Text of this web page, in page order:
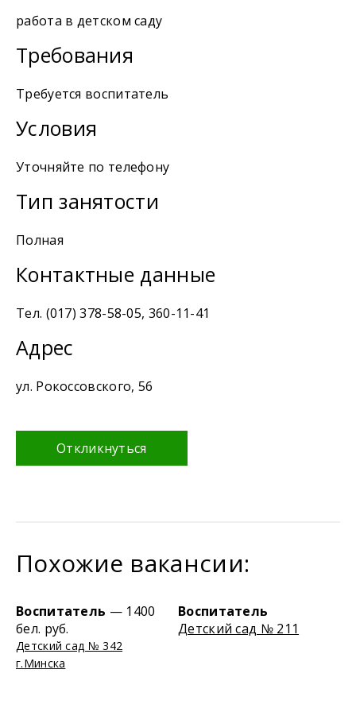
работа в детском саду
Требования
Требуется воспитатель
Условия
Уточняйте по телефону
Тип занятости
Полная
Контактные данные
Тел. (017) 378-58-05, 360-11-41
Адрес
ул. Рокоссовского, 56
Откликнуться
Похожие вакансии:
Воспитатель — 1400
бел. руб.
Детский сад № 342
г.Минска
Воспитатель
Детский сад № 211